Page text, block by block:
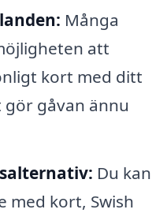
Många
att
kort med ditt
gåvan ännu
Du kan
med kort, Swish